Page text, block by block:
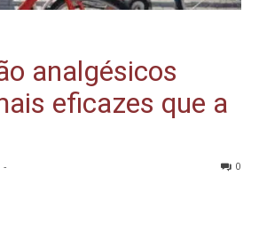
analgésicos
eficazes que a
- 0